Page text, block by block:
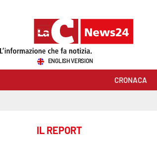
Sezioni
Economia e lavoro
ENGLISH VERSION
CRONACA
IL REPORT